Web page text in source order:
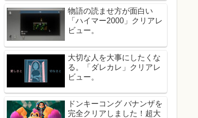
物語の読ませ方が面白い
「ハイマー2000」クリアレ
ビュー。
大切な人を大事にしたくな
る。「ダレカレ」クリアレ
ビュー。
ドンキーコング バナンザを
完全クリアしました！超大